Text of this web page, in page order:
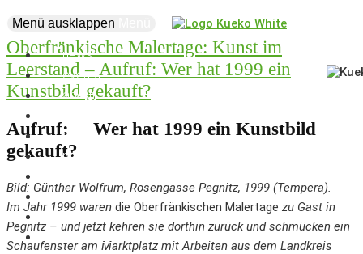
Menü ausklappen
news
events
about
creatives
projects
business
marketplace
coworking
Oberfränkische Malertage: Kunst im
Leerstand – Aufruf: Wer hat 1999 ein
Kunstbild gekauft?
Aufruf: Wer hat 1999 ein Kunstbild
gekauft?
Bild: Günther Wolfrum, Rosengasse Pegnitz, 1999 (Tempera).
Im Jahr 1999 waren die Oberfränkischen Malertage zu Gast in
Pegnitz – und jetzt kehren sie dorthin zurück und schmücken ein
Schaufenster am Marktplatz mit Arbeiten aus dem Landkreis